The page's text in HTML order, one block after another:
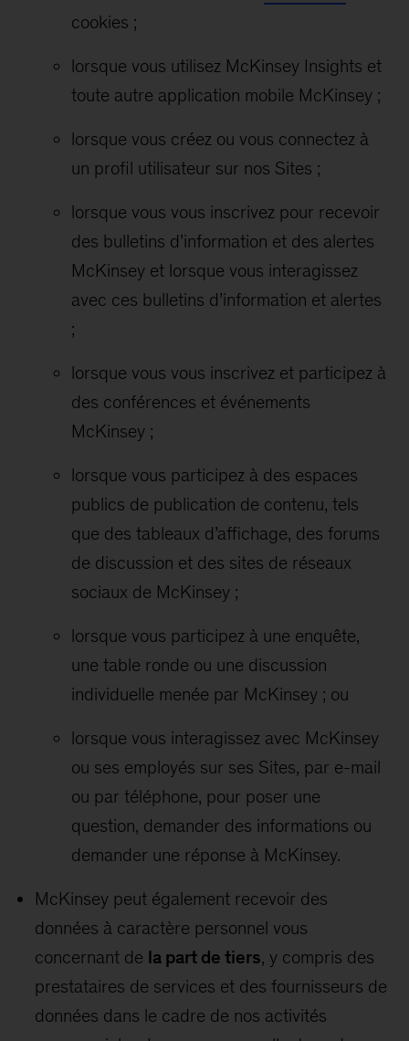
cookies ;
lorsque vous utilisez McKinsey Insights et
toute autre application mobile McKinsey ;
lorsque vous créez ou vous connectez à
un profil utilisateur sur nos Sites ;
lorsque vous vous inscrivez pour recevoir
des bulletins d’information et des alertes
McKinsey et lorsque vous interagissez
avec ces bulletins d’information et alertes
;
lorsque vous vous inscrivez et participez à
des conférences et événements
McKinsey ;
lorsque vous participez à des espaces
publics de publication de contenu, tels
que des tableaux d’affichage, des forums
de discussion et des sites de réseaux
sociaux de McKinsey ;
lorsque vous participez à une enquête,
une table ronde ou une discussion
individuelle menée par McKinsey ; ou
lorsque vous interagissez avec McKinsey
ou ses employés sur ses Sites, par e-mail
ou par téléphone, pour poser une
question, demander des informations ou
demander une réponse à McKinsey.
McKinsey peut également recevoir des
données à caractère personnel vous
concernant de la part de tiers, y compris des
prestataires de services et des fournisseurs de
données dans le cadre de nos activités